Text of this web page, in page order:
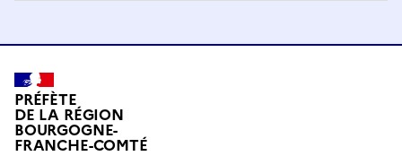
PRÉFÈTE
DE LA RÉGION
BOURGOGNE-
FRANCHE-COMTÉ